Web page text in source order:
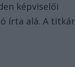
képviselői
írta alá. A titkár